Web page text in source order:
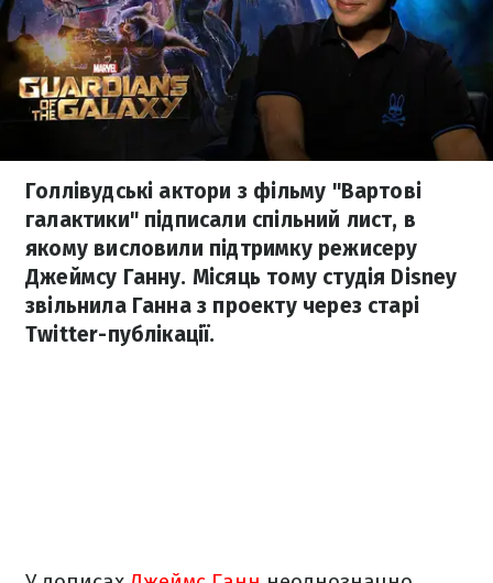
Голлівудські актори з фільму "Вартові
галактики" підписали спільний лист, в
якому висловили підтримку режисеру
Джеймсу Ганну. Місяць тому студія Disney
звільнила Ганна з проекту через старі
Twitter-публікації.